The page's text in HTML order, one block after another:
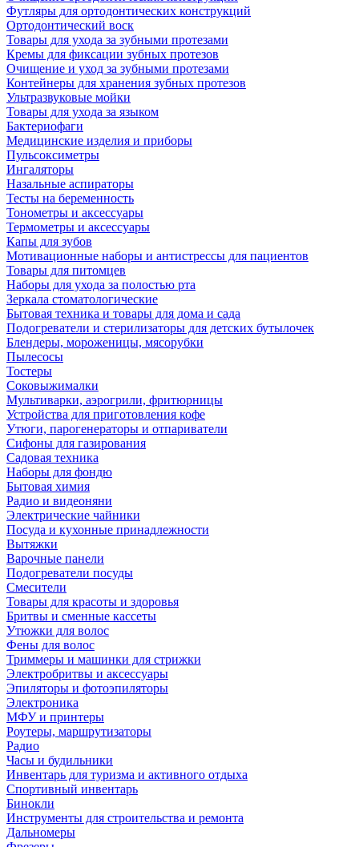
Футляры для ортодонтических конструкций
Ортодонтический воск
Товары для ухода за зубными протезами
Кремы для фиксации зубных протезов
Очищение и уход за зубными протезами
Контейнеры для хранения зубных протезов
Ультразвуковые мойки
Товары для ухода за языком
Бактериофаги
Медицинские изделия и приборы
Пульсоксиметры
Ингаляторы
Назальные аспираторы
Тесты на беременность
Тонометры и аксессуары
Термометры и аксессуары
Капы для зубов
Мотивационные наборы и антистрессы для пациентов
Товары для питомцев
Наборы для ухода за полостью рта
Зеркала стоматологические
Бытовая техника и товары для дома и сада
Подогреватели и стерилизаторы для детских бутылочек
Блендеры, мороженицы, мясорубки
Пылесосы
Тостеры
Соковыжималки
Мультиварки, аэрогрили, фритюрницы
Устройства для приготовления кофе
Утюги, парогенераторы и отпариватели
Сифоны для газирования
Садовая техника
Наборы для фондю
Бытовая химия
Радио и видеоняни
Электрические чайники
Посуда и кухонные принадлежности
Вытяжки
Варочные панели
Подогреватели посуды
Смесители
Товары для красоты и здоровья
Бритвы и сменные кассеты
Утюжки для волос
Фены для волос
Триммеры и машинки для стрижки
Электробритвы и аксессуары
Эпиляторы и фотоэпиляторы
Электроника
МФУ и принтеры
Роутеры, маршрутизаторы
Радио
Часы и будильники
Инвентарь для туризма и активного отдыха
Спортивный инвентарь
Бинокли
Инструменты для строительства и ремонта
Дальномеры